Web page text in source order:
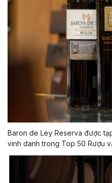
Baron de Ley Reserva được
vinh danh trong Top 50 Rượu